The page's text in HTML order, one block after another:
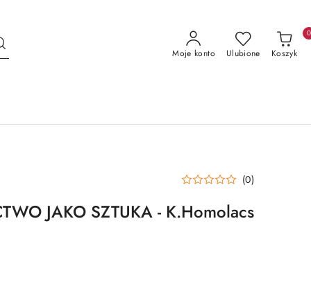
Moje konto Ulubione Koszyk
0
(0)
JAKO SZTUKA - K.Homolacs